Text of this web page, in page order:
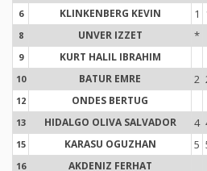
6 KLINKENBERG KEVIN 1
8 UNVER IZZET *
9 KURT HALIL IBRAHIM
10 BATUR EMRE 2
12 ONDES BERTUG
13 HIDALGO OLIVA SALVADOR 4
15 KARASU OGUZHAN 5
16 AKDENIZ FERHAT